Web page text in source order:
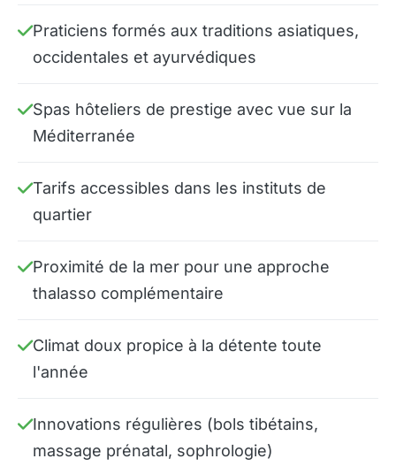
Praticiens formés aux traditions asiatiques,
occidentales et ayurvédiques
Spas hôteliers de prestige avec vue sur la
Méditerranée
Tarifs accessibles dans les instituts de
quartier
Proximité de la mer pour une approche
thalasso complémentaire
Climat doux propice à la détente toute
l'année
Innovations régulières (bols tibétains,
massage prénatal, sophrologie)